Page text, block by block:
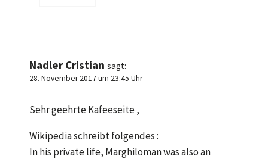
Nadler Cristian sagt:
28. November 2017 um 23:45 Uhr
Sehr geehrte Kafeeseite ,
Wikipedia schreibt folgendes :
In his private life, Marghiloman was also an